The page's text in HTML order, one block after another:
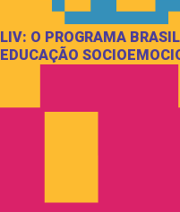
LIV: O PROGRAMA
EDUCAÇÃO